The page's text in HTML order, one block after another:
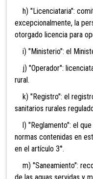
h) "Licenciataria":
excepcionalmente, la
otorgado licencia para
i) "Ministerio": el
j) "Operador":
rural.
k) "Registro": el
sanitarios rurales
l) "Reglamento": el
normas contenidas en
en el artículo 3°.
m) "Saneamiento":